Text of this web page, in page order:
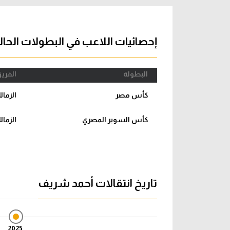
دوري إحصائيات اللاعب في البطولات
البطولة
كأس مصر
كأس السوبر المصري
تاريخ انتقالات أحمد شريف
2025